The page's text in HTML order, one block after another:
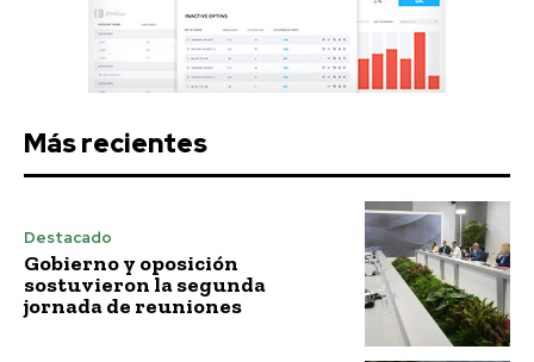
Más recientes
Destacado
Gobierno y oposición
sostuvieron la segunda
jornada de reuniones